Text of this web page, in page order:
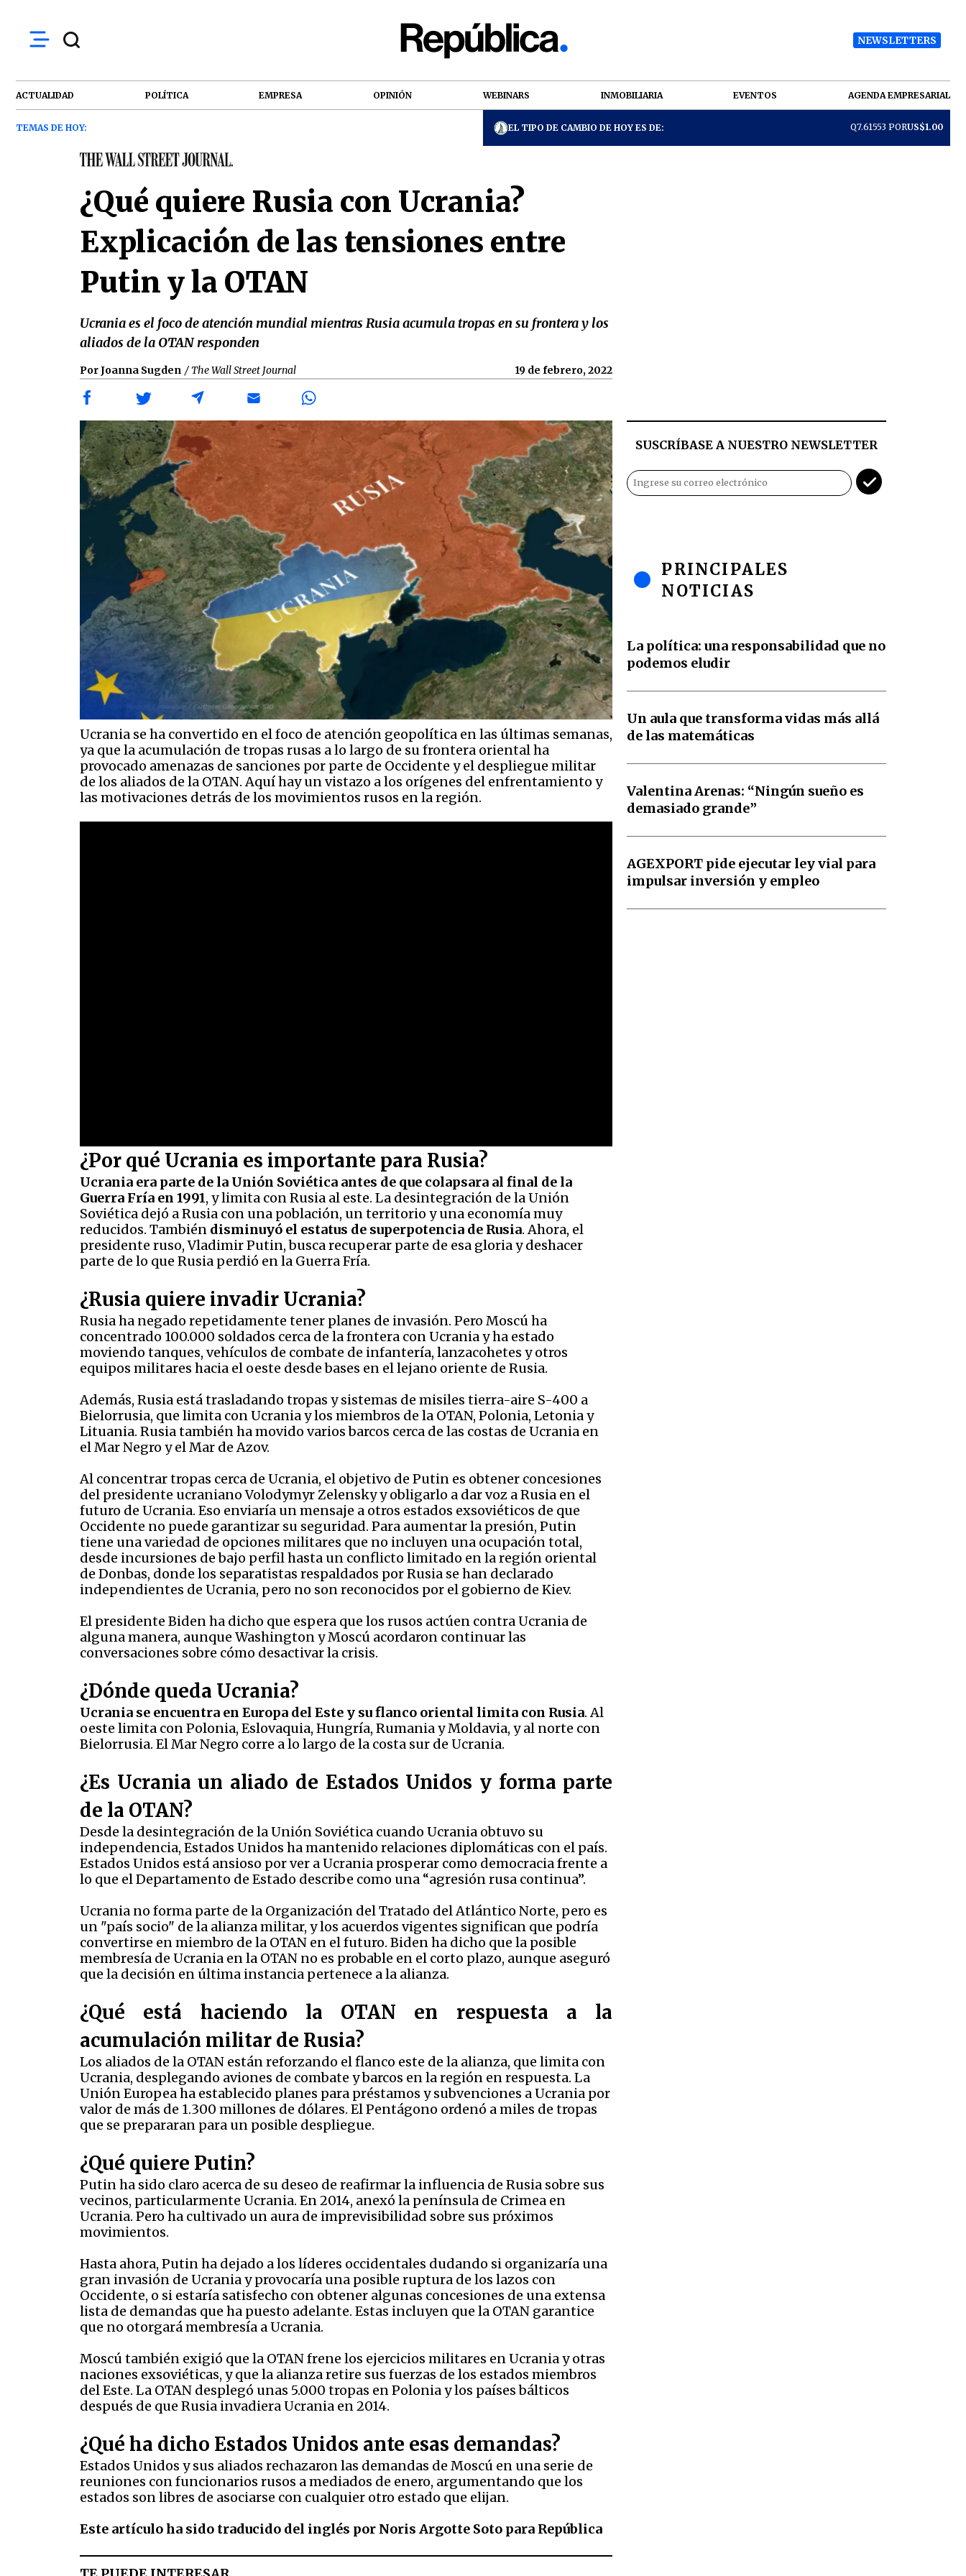
NEWSLETTERS
ACTUALIDAD POLÍTICA EMPRESA OPINIÓN WEBINARS INMOBILIARIA EVENTOS AGENDA EMPRESARIAL
TEMAS DE HOY: EL TIPO DE CAMBIO DE HOY ES DE: Q7.61553 PORUS$1.00
¿Qué quiere Rusia con Ucrania?
Explicación de las tensiones entre
Putin y la OTAN
Ucrania es el foco de atención mundial mientras Rusia acumula tropas en su frontera y los
aliados de la OTAN responden
Por Joanna Sugden / The Wall Street Journal 19 de febrero, 2022
Ucrania se ha convertido en el foco de atención geopolítica en las últimas semanas,
ya que la acumulación de tropas rusas a lo largo de su frontera oriental ha
provocado amenazas de sanciones por parte de Occidente y el despliegue militar
de los aliados de la OTAN. Aquí hay un vistazo a los orígenes del enfrentamiento y
las motivaciones detrás de los movimientos rusos en la región.
¿Por qué Ucrania es importante para Rusia?
Ucrania era parte de la Unión Soviética antes de que colapsara al final de la
Guerra Fría en 1991, y limita con Rusia al este. La desintegración de la Unión
Soviética dejó a Rusia con una población, un territorio y una economía muy
reducidos. También disminuyó el estatus de superpotencia de Rusia. Ahora, el
presidente ruso, Vladimir Putin, busca recuperar parte de esa gloria y deshacer
parte de lo que Rusia perdió en la Guerra Fría.
¿Rusia quiere invadir Ucrania?
Rusia ha negado repetidamente tener planes de invasión. Pero Moscú ha
concentrado 100.000 soldados cerca de la frontera con Ucrania y ha estado
moviendo tanques, vehículos de combate de infantería, lanzacohetes y otros
equipos militares hacia el oeste desde bases en el lejano oriente de Rusia.
Además, Rusia está trasladando tropas y sistemas de misiles tierra-aire S-400 a
Bielorrusia, que limita con Ucrania y los miembros de la OTAN, Polonia, Letonia y
Lituania. Rusia también ha movido varios barcos cerca de las costas de Ucrania en
el Mar Negro y el Mar de Azov.
Al concentrar tropas cerca de Ucrania, el objetivo de Putin es obtener concesiones
del presidente ucraniano Volodymyr Zelensky y obligarlo a dar voz a Rusia en el
futuro de Ucrania. Eso enviaría un mensaje a otros estados exsoviéticos de que
Occidente no puede garantizar su seguridad. Para aumentar la presión, Putin
tiene una variedad de opciones militares que no incluyen una ocupación total,
desde incursiones de bajo perfil hasta un conflicto limitado en la región oriental
de Donbas, donde los separatistas respaldados por Rusia se han declarado
independientes de Ucrania, pero no son reconocidos por el gobierno de Kiev.
El presidente Biden ha dicho que espera que los rusos actúen contra Ucrania de
alguna manera, aunque Washington y Moscú acordaron continuar las
conversaciones sobre cómo desactivar la crisis.
¿Dónde queda Ucrania?
Ucrania se encuentra en Europa del Este y su flanco oriental limita con Rusia. Al
oeste limita con Polonia, Eslovaquia, Hungría, Rumania y Moldavia, y al norte con
Bielorrusia. El Mar Negro corre a lo largo de la costa sur de Ucrania.
¿Es Ucrania un aliado de Estados Unidos y forma parte
de la OTAN?
Desde la desintegración de la Unión Soviética cuando Ucrania obtuvo su
independencia, Estados Unidos ha mantenido relaciones diplomáticas con el país.
Estados Unidos está ansioso por ver a Ucrania prosperar como democracia frente a
lo que el Departamento de Estado describe como una “agresión rusa continua”.
Ucrania no forma parte de la Organización del Tratado del Atlántico Norte, pero es
un "país socio" de la alianza militar, y los acuerdos vigentes significan que podría
convertirse en miembro de la OTAN en el futuro. Biden ha dicho que la posible
membresía de Ucrania en la OTAN no es probable en el corto plazo, aunque aseguró
que la decisión en última instancia pertenece a la alianza.
¿Qué está haciendo la OTAN en respuesta a la
acumulación militar de Rusia?
Los aliados de la OTAN están reforzando el flanco este de la alianza, que limita con
Ucrania, desplegando aviones de combate y barcos en la región en respuesta. La
Unión Europea ha establecido planes para préstamos y subvenciones a Ucrania por
valor de más de 1.300 millones de dólares. El Pentágono ordenó a miles de tropas
que se prepararan para un posible despliegue.
¿Qué quiere Putin?
Putin ha sido claro acerca de su deseo de reafirmar la influencia de Rusia sobre sus
vecinos, particularmente Ucrania. En 2014, anexó la península de Crimea en
Ucrania. Pero ha cultivado un aura de imprevisibilidad sobre sus próximos
movimientos.
Hasta ahora, Putin ha dejado a los líderes occidentales dudando si organizaría una
gran invasión de Ucrania y provocaría una posible ruptura de los lazos con
Occidente, o si estaría satisfecho con obtener algunas concesiones de una extensa
lista de demandas que ha puesto adelante. Estas incluyen que la OTAN garantice
que no otorgará membresía a Ucrania.
Moscú también exigió que la OTAN frene los ejercicios militares en Ucrania y otras
naciones exsoviéticas, y que la alianza retire sus fuerzas de los estados miembros
del Este. La OTAN desplegó unas 5.000 tropas en Polonia y los países bálticos
después de que Rusia invadiera Ucrania en 2014.
¿Qué ha dicho Estados Unidos ante esas demandas?
Estados Unidos y sus aliados rechazaron las demandas de Moscú en una serie de
reuniones con funcionarios rusos a mediados de enero, argumentando que los
estados son libres de asociarse con cualquier otro estado que elijan.
Este artículo ha sido traducido del inglés por Noris Argotte Soto para República
SUSCRÍBASE A NUESTRO NEWSLETTER
PRINCIPALES
NOTICIAS
La política: una responsabilidad que no
podemos eludir
Un aula que transforma vidas más allá
de las matemáticas
Valentina Arenas: “Ningún sueño es
demasiado grande”
AGEXPORT pide ejecutar ley vial para
impulsar inversión y empleo